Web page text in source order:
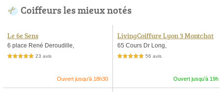
Coiffeurs les mieux notés
Le 6e Sens
6 place René Deroudille,
5,0 étoiles sur 5 23 avis
Ouvert jusqu'à 18h30
LivingCoiffure Lyon 3 Montchat
65 Cours Dr Long,
5,0 étoiles sur 5 56 avis
Ouvert jusqu'à 19h